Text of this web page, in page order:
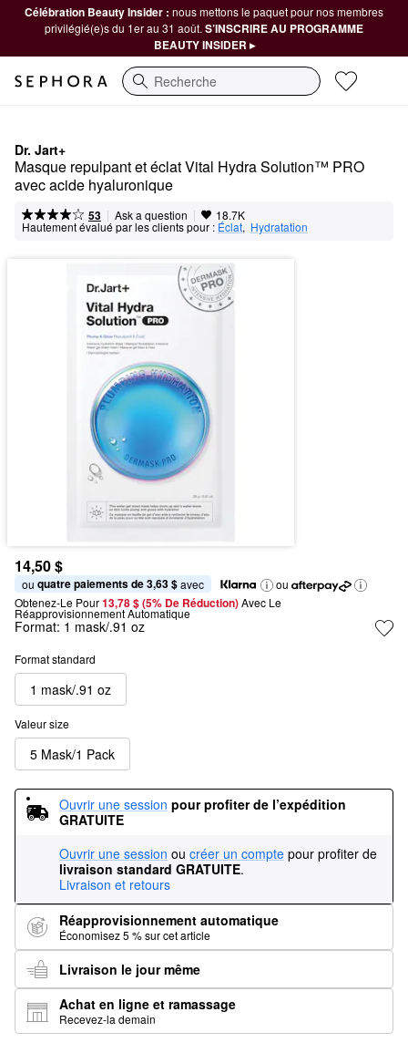
Célébration Beauty Insider : nous mettons le paquet pour nos membres
privilégié(e)s du 1er au 31 août. S’INSCRIRE AU PROGRAMME
BEAUTY INSIDER ▸
Recherche
Dr. Jart+
Masque repulpant et éclat Vital Hydra Solution™ PRO
avec acide hyaluronique
53 | Ask a question | 18.7K
Hautement évalué par les clients pour : Éclat, Hydratation
14,50 $
ou quatre paiements de 3,63 $ avec
ou
Obtenez-Le Pour13,78 $ (5% De Réduction) Avec Le
Réapprovisionnement Automatique
Format: 1 mask/.91 oz
Format standard
1 mask/.91 oz
Valeur size
5 Mask/1 Pack
Ouvrir une session pour profiter de l’expédition
GRATUITE
Ouvrir une session ou créer un compte pour profiter de
livraison standard GRATUITE.
Livraison et retours
Réapprovisionnement automatique
Économisez 5 % sur cet article
Livraison le jour même
Achat en ligne et ramassage
Recevez-la demain